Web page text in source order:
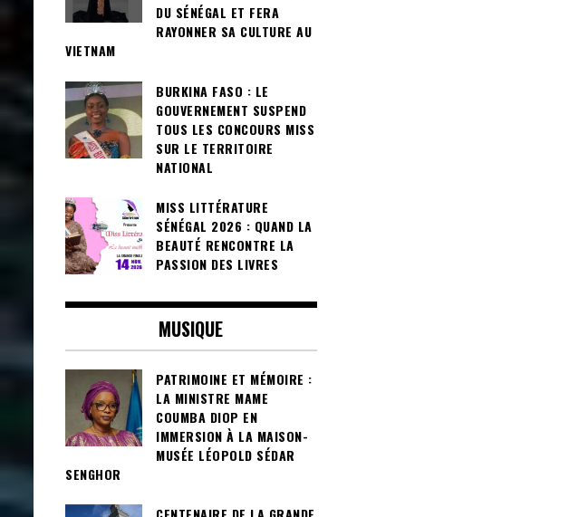
DU SÉNÉGAL ET FERA
RAYONNER SA CULTURE AU
VIETNAM
BURKINA FASO : LE
GOUVERNEMENT SUSPEND
TOUS LES CONCOURS MISS
SUR LE TERRITOIRE
NATIONAL
MISS LITTÉRATURE
SÉNÉGAL 2026 : QUAND LA
BEAUTÉ RENCONTRE LA
PASSION DES LIVRES
MUSIQUE
PATRIMOINE ET MÉMOIRE :
LA MINISTRE MAME
COUMBA DIOP EN
IMMERSION À LA MAISON-
MUSÉE LÉOPOLD SÉDAR
SENGHOR